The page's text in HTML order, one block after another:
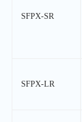
SFPX-SR
SFPX-LR